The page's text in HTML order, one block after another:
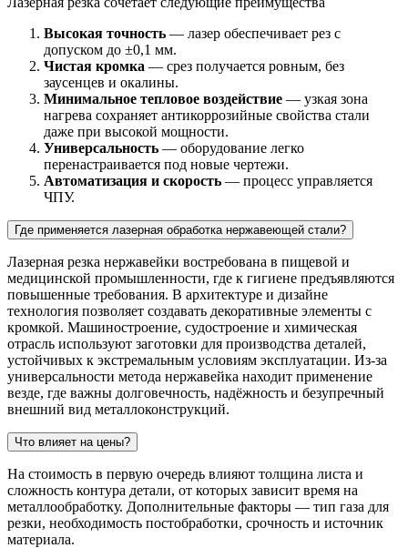
Высокая точность — лазер обеспечивает рез с
допуском до ±0,1 мм.
Чистая кромка — срез получается ровным, без
заусенцев и окалины.
Минимальное тепловое воздействие — узкая зона
нагрева сохраняет антикоррозийные свойства стали
даже при высокой мощности.
Универсальность — оборудование легко
перенастраивается под новые чертежи.
Автоматизация и скорость — процесс управляется
ЧПУ.
Где применяется лазерная обработка нержавеющей стали?
Лазерная резка нержавейки востребована в пищевой и
медицинской промышленности, где к гигиене предъявляются
повышенные требования. В архитектуре и дизайне
технология позволяет создавать декоративные элементы с
кромкой. Машиностроение, судостроение и химическая
отрасль используют заготовки для производства деталей,
устойчивых к экстремальным условиям эксплуатации. Из-за
универсальности метода нержавейка находит применение
везде, где важны долговечность, надёжность и безупречный
внешний вид металлоконструкций.
Что влияет на цены?
На стоимость в первую очередь влияют толщина листа и
сложность контура детали, от которых зависит время на
металлообработку. Дополнительные факторы — тип газа для
резки, необходимость постобработки, срочность и источник
материала.